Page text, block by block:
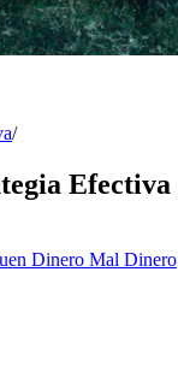
/
Efectiva
Dinero Mal Dinero